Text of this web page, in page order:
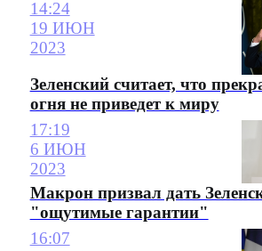
14:24
19 ИЮН
2023
Зеленский считает, что
огня не приведет к миру
17:19
6 ИЮН
2023
Макрон призвал дать
"ощутимые гарантии"
16:07